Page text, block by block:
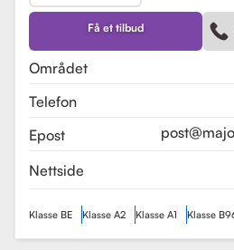
etablert i 2015 og
kjent for sin høye
opplæring. Alle
pedagogisk
Universitet og
som sikrer en
Få et tilbud
Området
Telefon
Epost
Nettside
Klasse BE Klasse A2 Klasse A1 Klasse